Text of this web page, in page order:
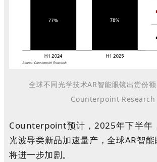
全球不同光学技术AR智能眼镜出货份
Counterpoint Research
Counterpoint预计，2025年下半年
光波导类新品加速量产，全球AR智
将进一步加剧。